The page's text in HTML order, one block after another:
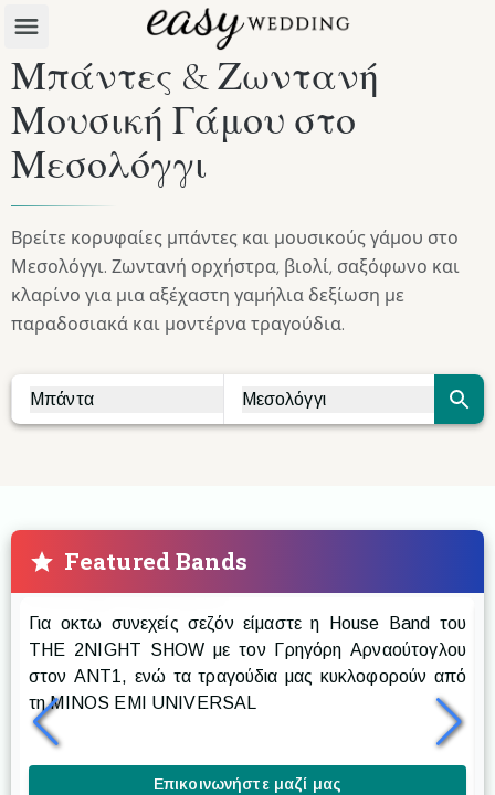
Μπάντες & Ζωντανή
Μουσική Γάμου στο
Μεσολόγγι
Βρείτε κορυφαίες μπάντες και μουσικούς γάμου στο
Μεσολόγγι. Ζωντανή ορχήστρα, βιολί, σαξόφωνο και
κλαρίνο για μια αξέχαστη γαμήλια δεξίωση με
παραδοσιακά και μοντέρνα τραγούδια.
Μπάντα Μεσολόγγι
Featured Bands
Prestige The Band
Για οκτω συνεχείς σεζόν είμαστε η House Band του
THE 2NIGHT SHOW με τον Γρηγόρη Αρναούτογλου
στον ANT1, ενώ τα τραγούδια μας κυκλοφορούν από
τη MINOS EMI UNIVERSAL
Επικοινωνήστε μαζί μας